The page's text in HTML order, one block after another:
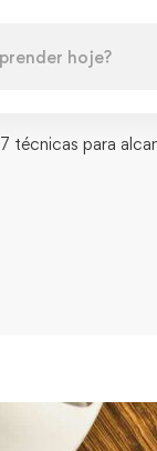
7 técnicas para